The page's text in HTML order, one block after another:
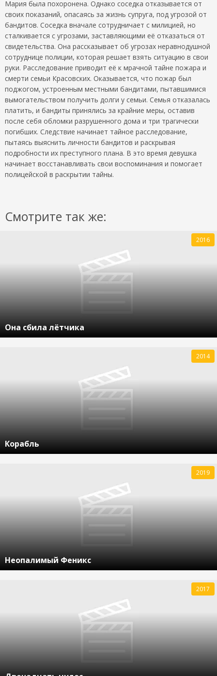
Мария была похоронена. Однако соседка отказывается от
своих показаний, опасаясь за жизнь супруга, под угрозой от
бандитов. Соседка вначале сотрудничает с милицией, но
сталкивается с угрозами, заставляющими её отказаться от
свидетельства. Она рассказывает об угрозах неравнодушной
сотруднице полиции, которая решает взять ситуацию в свои
руки. Расследование приводит её к мрачной тайне пожара и
смерти семьи Красовских. Оказывается, что пожар был
поджогом, устроенным местными бандитами, пытавшимися
вымогательством получить долги у семьи. Семья отказалась
платить, и бандиты принялись за крайние меры, оставив
после себя обломки разрушенного дома и три трагически
погибших. Следствие начинает тайное расследование,
пытаясь выяснить личности бандитов и раскрывая
подробности их преступного плана. В это время девушка
начинает восстанавливать свои воспоминания и помогает
полицейской в раскрытии тайны.
Смотрите так же:
Она сбила лётчика
2016
Корабль
2014
Неопалимый Феникс
2019
2017